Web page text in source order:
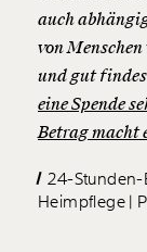
auch
von
und gut
eine Spende
Betrag macht
24-Stunden-
Heimpflege